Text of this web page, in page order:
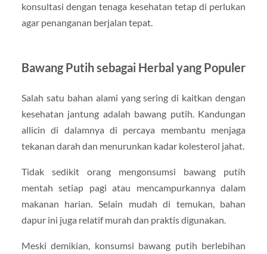
konsultasi dengan tenaga kesehatan tetap di perlukan
agar penanganan berjalan tepat.
Bawang Putih sebagai Herbal yang Populer
Salah satu bahan alami yang sering di kaitkan dengan
kesehatan jantung adalah bawang putih. Kandungan
allicin di dalamnya di percaya membantu menjaga
tekanan darah dan menurunkan kadar kolesterol jahat.
Tidak sedikit orang mengonsumsi bawang putih
mentah setiap pagi atau mencampurkannya dalam
makanan harian. Selain mudah di temukan, bahan
dapur ini juga relatif murah dan praktis digunakan.
Meski demikian, konsumsi bawang putih berlebihan